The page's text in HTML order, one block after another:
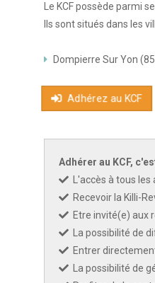
Le KCF possède parmi
Ils sont situés dans les
Dompierre Sur Yon
Adhérez au KCF
Adhérer au KCF,
L'accès à tous
Recevoir la Killi-
Etre invité(e) aux
La possibilité de
Entrer
La possibilité de